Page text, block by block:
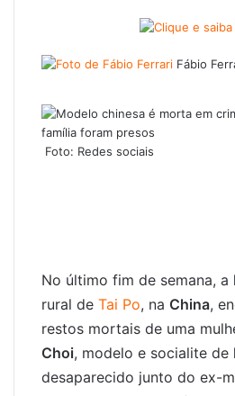
Fábio
Foto: Redes sociais
No último fim de semana, a
rural de Tai Po, na China,
restos mortais de uma
Choi, modelo e socialite de
desaparecido junto do ex-